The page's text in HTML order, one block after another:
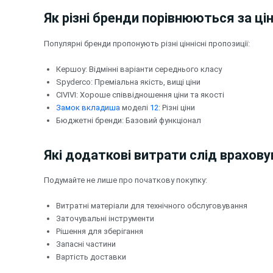
Як різні бренди порівнюються за
Популярні бренди пропонують різні ціннісні пропозиції:
Кершоу: Відмінні варіанти середнього класу
Spyderco: Преміальна якість, вищі ціни
CIVIVI: Хороше співвідношення ціни та якості
Замок вкладиша моделі 1 2: Різні ціни
Бюджетні бренди: Базовий функціонал
Які додаткові витрати слід
Подумайте не лише про початкову покупку:
Витратні матеріали для технічного обслуговування
Заточувальні інструменти
Рішення для зберігання
Запасні частини
Вартість доставки